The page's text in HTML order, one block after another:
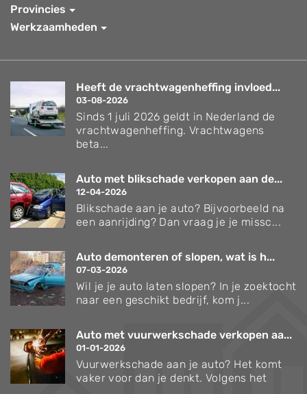
Provincies
Werkzaamheden
Heeft de vrachtwagenheffing invloed...
03-08-2026
Sinds 1 juli 2026 geldt in Nederland de
vrachtwagenheffing. Vrachtwagens
beta...
Auto met blikschade verkopen aan de...
12-04-2026
Blikschade aan je auto? Bijvoorbeeld na
een aanrijding? Dan vraag je je missc...
Auto demonteren of slopen, wat is h...
07-03-2026
Wil je je auto laten slopen? In je zoektocht
naar een geschikt bedrijf, kom j...
Auto met vuurwerkschade verkopen aa...
01-01-2026
Vuurwerkschade aan je auto? Het komt
vaker voor dan je denkt. Volgens het